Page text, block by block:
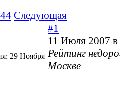
44 Следующая
29 Ноября
#1
11 Июля 2007
Рейтинг
Москве